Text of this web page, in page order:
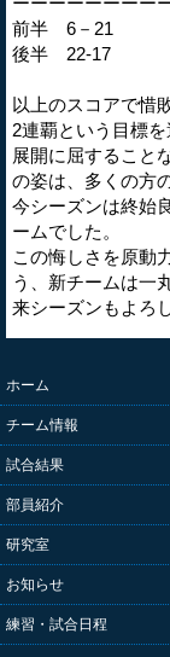
前半 6－21
後半 22‐17
以上のスコアで惜
2連覇という目標
展開に屈すること
の姿は、多くの方
今シーズンは終始
ームでした。
この悔しさを原動
う、新チームは一
来シーズンもよろ
ホーム
チーム情報
試合結果
部員紹介
研究室
お知らせ
練習・試合日程